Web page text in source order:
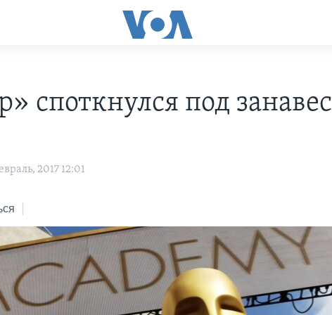
споткнулся под занавес
2017 12:01